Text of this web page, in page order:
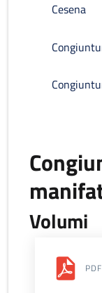
Cesena
Volumi
PDF